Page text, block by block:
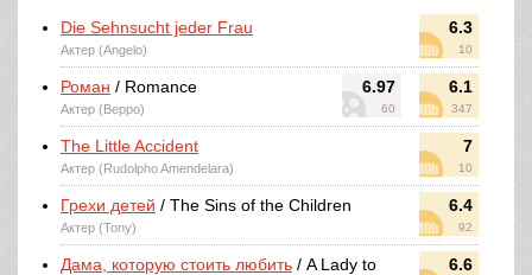
6.3
10
Die Sehnsucht jeder Frau
Актер (Angelo)
6.97
60
6.1
347
Роман / Romance
Актер (Beppo)
7
10
The Little Accident
Актер (Rudolpho Amendelara)
6.4
92
Грехи детей / The Sins of the Children
Актер (Tony)
6.6
Дама, которую стоить любить / A Lady to